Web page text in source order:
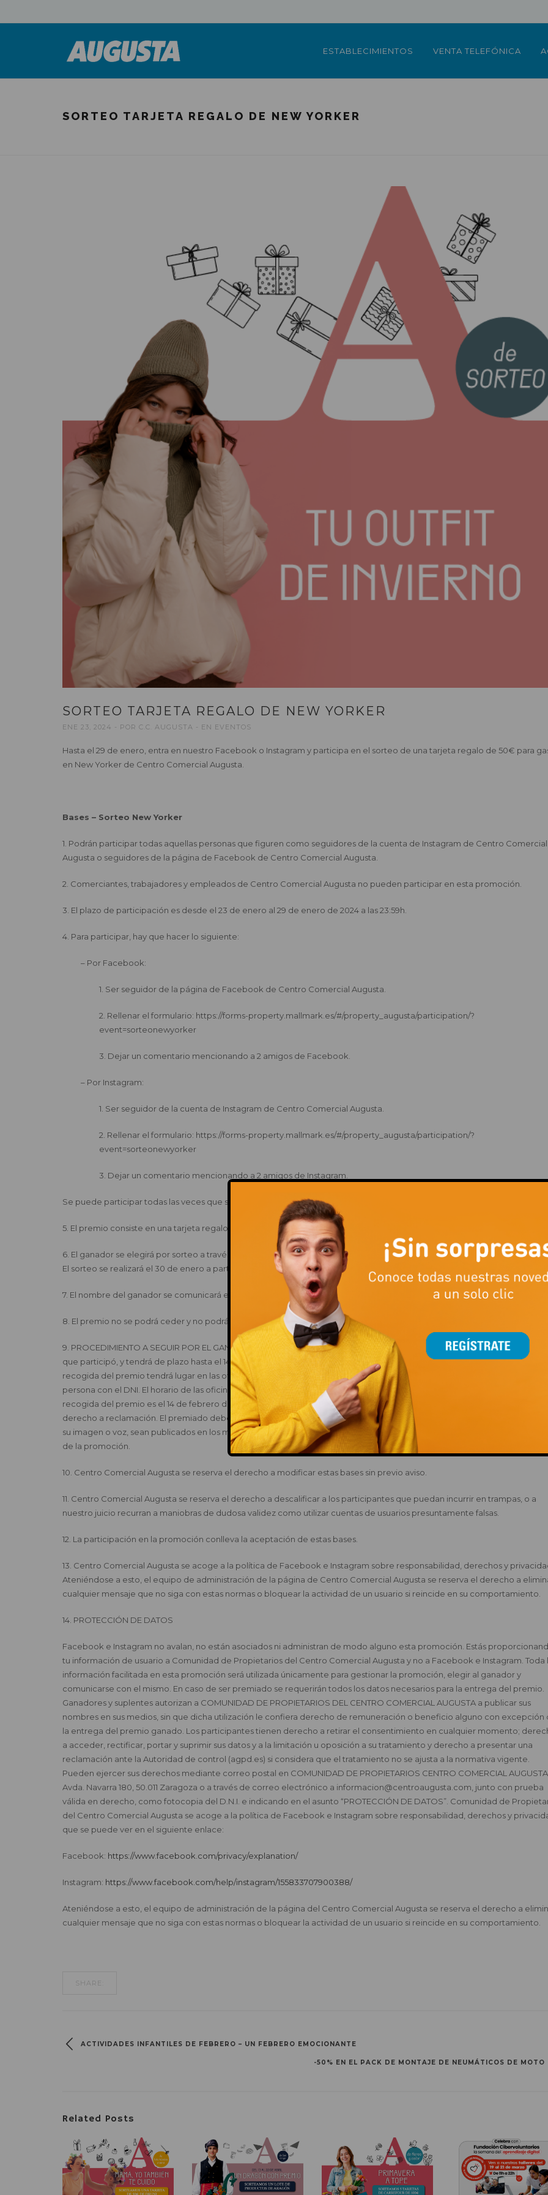
ESTABLECIMIENTOS VENTA TELEFÓNICA
SORTEO TARJETA REGALO DE NEW YORKER
SORTEO TARJETA REGALO DE NEW YORKER
ENE 23, 2024 POR C.C. AUGUSTA EN EVENTOS
Hasta el 29 de enero, entra en nuestro Facebook o Instagram y participa en el sorteo de una tarjeta regalo de 50€ para
en New Yorker de Centro Comercial Augusta.
Bases – Sorteo New Yorker
1. Podrán participar todas aquellas personas que figuren como seguidores de la cuenta de Instagram de Centro Comercial
Augusta o seguidores de la página de Facebook de Centro Comercial Augusta.
2. Comerciantes, trabajadores y empleados de Centro Comercial Augusta no pueden participar en esta promoción.
3. El plazo de participación es desde el 23 de enero al 29 de enero de 2024 a las 23:59h.
4. Para participar, hay que hacer lo siguiente:
– Por Facebook:
1. Ser seguidor de la página de Facebook de Centro Comercial Augusta.
2. Rellenar el formulario: https://forms-property.mallmark.es/#/property_augusta/participation/?
event=sorteonewyorker
3. Dejar un comentario mencionando a 2 amigos de Facebook.
– Por Instagram:
1. Ser seguidor de la cuenta de Instagram de Centro Comercial Augusta.
2. Rellenar el formulario: https://forms-property.mallmark.es/#/property_augusta/participation/?
event=sorteonewyorker
3. Dejar un comentario mencionando a 2 amigos de Instagram.
Se puede participar todas las veces que se desee siempre que se mencionen a diferentes cuentas.
5. El premio consiste en una tarjeta regalo de 50€ para gastar en New Yorker de Centro Comercial Augusta.
6. El ganador se elegirá por sorteo a través de la plataforma Easypromos entre todos los participantes que cumplan las
El sorteo se realizará el 30 de enero a partir de las 10:30h.
7. El nombre del ganador se comunicará en la publicación del sorteo.
8. El premio no se podrá ceder y no podrá ser canjeado por dinero de curso legal, ni parcial ni totalmente.
9. PROCEDIMIENTO A SEGUIR POR EL GANADOR/A: Tendrá que enviarnos un mensaje privado a través de la red social por
que participó, y tendrá de plazo hasta el 14 de febrero de 2024 a las 14:00h para contestar con los datos solicitados. La
recogida del premio tendrá lugar en las oficinas de Gerencia de Centro Comercial Augusta. Para ello, hay que
persona con el DNI. El horario de las oficinas es de 9:00 a 14:00 y de 16:30 a 18:00h (Teléfono 976759650). La fecha límite
recogida del premio es el 14 de febrero de 2024. Si el premio no ha sido recogido a partir de ese día, quedará invalidado y
derecho a reclamación. El premiado deberá aceptar expresamente ceder el derecho a que su nombre, y si fuese
su imagen o voz, sean publicados en los medios de comunicación y en el propio Centro Comercial Augusta como
de la promoción.
10. Centro Comercial Augusta se reserva el derecho a modificar estas bases sin previo aviso.
11. Centro Comercial Augusta se reserva el derecho a descalificar a los participantes que puedan incurrir en trampas, o a
nuestro juicio recurran a maniobras de dudosa validez como utilizar cuentas de usuarios presuntamente falsas.
12. La participación en la promoción conlleva la aceptación de estas bases.
13. Centro Comercial Augusta se acoge a la política de Facebook e Instagram sobre responsabilidad, derechos y
Ateniéndose a esto, el equipo de administración de la página de Centro Comercial Augusta se reserva el derecho a
cualquier mensaje que no siga con estas normas o bloquear la actividad de un usuario si reincide en su comportamiento.
14. PROTECCIÓN DE DATOS
Facebook e Instagram no avalan, no están asociados ni administran de modo alguno esta promoción. Estás
tu información de usuario a Comunidad de Propietarios del Centro Comercial Augusta y no a Facebook e Instagram. Toda
información facilitada en esta promoción será utilizada únicamente para gestionar la promoción, elegir al ganador y
comunicarse con el mismo. En caso de ser premiado se requerirán todos los datos necesarios para la entrega del premio.
Ganadores y suplentes autorizan a COMUNIDAD DE PROPIETARIOS DEL CENTRO COMERCIAL AUGUSTA a publicar sus
nombres en sus medios, sin que dicha utilización le confiera derecho de remuneración o beneficio alguno con excepción
la entrega del premio ganado. Los participantes tienen derecho a retirar el consentimiento en cualquier momento;
a acceder, rectificar, portar y suprimir sus datos y a la limitación u oposición a su tratamiento y derecho a presentar una
reclamación ante la Autoridad de control (agpd.es) si considera que el tratamiento no se ajusta a la normativa vigente.
Pueden ejercer sus derechos mediante correo postal en COMUNIDAD DE PROPIETARIOS CENTRO COMERCIAL
Avda. Navarra 180, 50.011 Zaragoza o a través de correo electrónico a informacion@centroaugusta.com, junto con prueba
válida en derecho, como fotocopia del D.N.I. e indicando en el asunto “PROTECCIÓN DE DATOS”. Comunidad de
del Centro Comercial Augusta se acoge a la política de Facebook e Instagram sobre responsabilidad, derechos y
que se puede ver en el siguiente enlace:
Facebook: https://www.facebook.com/privacy/explanation/
Instagram: https://www.facebook.com/help/instagram/155833707900388/
Ateniéndose a esto, el equipo de administración de la página del Centro Comercial Augusta se reserva el derecho a
cualquier mensaje que no siga con estas normas o bloquear la actividad de un usuario si reincide en su comportamiento.
SHARE:
ACTIVIDADES INFANTILES DE FEBRERO – UN FEBRERO EMOCIONANTE
-50% EN EL PACK DE MONTAJE DE NEUMÁTICOS DE MOTO
Related Posts